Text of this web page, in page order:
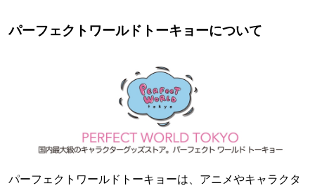
パーフェクトワールドトーキョーについて
パーフェクトワールドトーキョーは、アニメやキャラクタ